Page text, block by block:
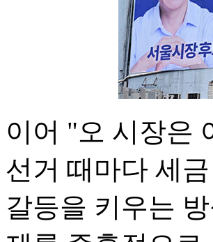
이어 "오 시장은
선거 때마다 세
갈등을 키우는